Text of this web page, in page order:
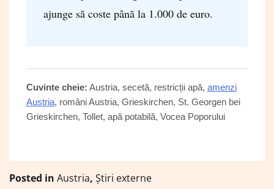
ajunge să coste până la 1.000 de euro.
Cuvinte cheie: Austria, secetă, restricții apă, amenzi
Austria, români Austria, Grieskirchen, St. Georgen bei
Grieskirchen, Tollet, apă potabilă, Vocea Poporului
Posted in Austria, Știri externe